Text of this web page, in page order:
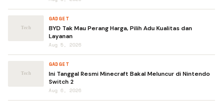
GADGET
BYD Tak Mau Perang Harga, Pilih Adu Kualitas dan
Layanan
Aug 5, 2026
GADGET
Ini Tanggal Resmi Minecraft Bakal Meluncur di Nintendo
Switch 2
Aug 6, 2026